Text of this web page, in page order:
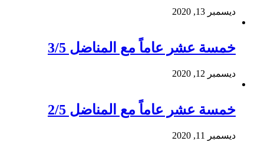
ديسمبر 13, 2020
خمسة عشر عاماً مع المناضل 3/5
ديسمبر 12, 2020
خمسة عشر عاماً مع المناضل 2/5
ديسمبر 11, 2020